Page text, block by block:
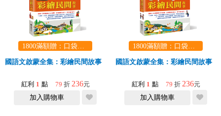
1800滿額贈：口袋玩具一份（隨機出貨） (summer read)
國語文啟蒙全集：彩繪民間故事（2）
紅利 1 點 79 折 236元
加入購物車
1800滿額贈：口袋玩具一份（隨機出貨） (summer read)
國語文啟蒙全集：彩繪民間故事（
紅利 1 點 79 折 236元
加入購物車